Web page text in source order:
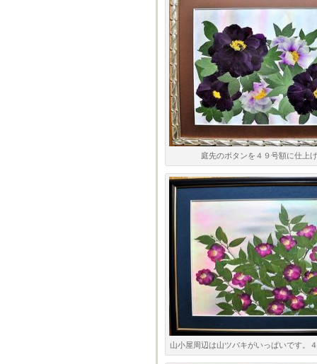
庭先のボタンを４９号額に仕上
山小屋周辺は山ツバキがいっぱいです。